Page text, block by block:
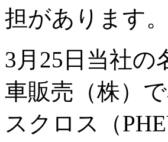
担があります。
3月25日当社の
車販売（株）
スクロス（